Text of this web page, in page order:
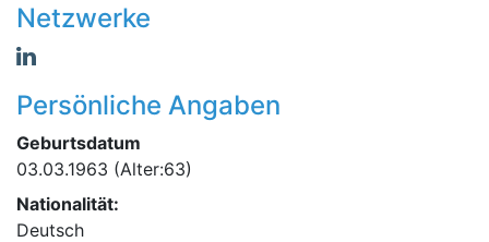
Netzwerke
Persönliche Angaben
Geburtsdatum
03.03.1963 (Alter:63)
Nationalität:
Deutsch